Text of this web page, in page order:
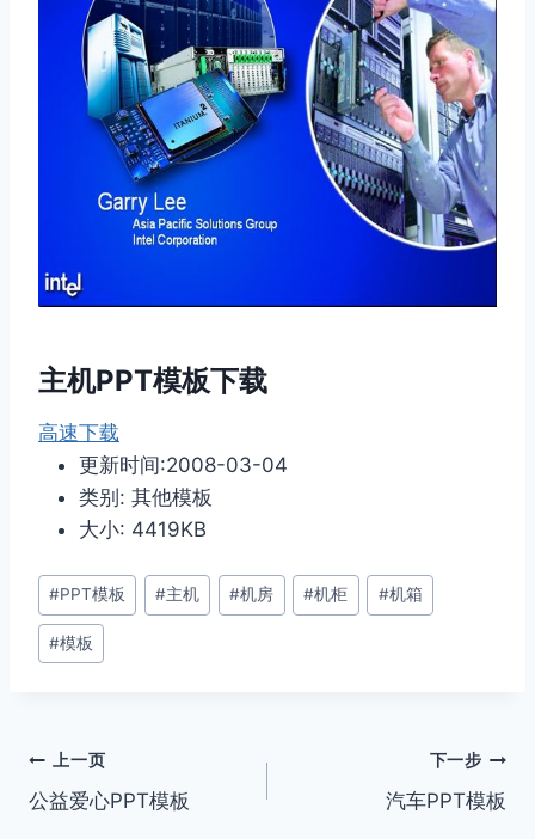
主机PPT模板下载
高速下载
更新时间:2008-03-04
类别: 其他模板
大小: 4419KB
文
章
标
#PPT模板 #主机 #机房 #机柜 #机箱
#模板
文
章
上一页
公益爱心PPT模板
下一步
汽车PPT模板